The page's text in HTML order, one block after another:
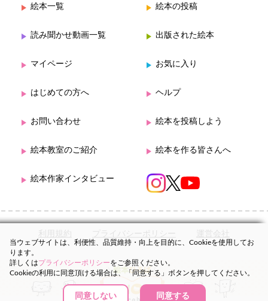
絵本一覧 絵本の投稿
読み聞かせ動画一覧 出版された絵本
マイページ お気に入り
はじめての方へ ヘルプ
お問い合わせ 絵本を投稿しよう
絵本教室のご紹介 絵本を作る皆さんへ
絵本作家インタビュー
利用規約 プライバシーポリシー 運営会社
当ウェブサイトは、利便性、品質維持・向上を目的に、Cookieを使用してお
ります。
詳しくはプライバシーポリシーをご参照ください。
Cookieの利用に同意頂ける場合は、「同意する」ボタンを押してください。
同意しない 同意する